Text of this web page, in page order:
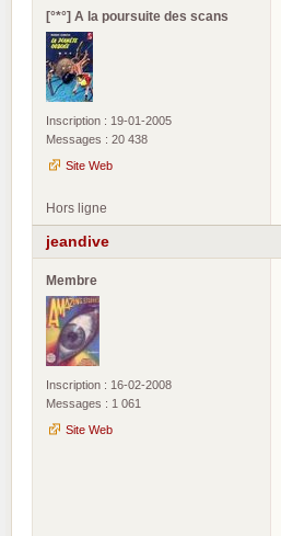
[°*°] A la poursuite des scans
Inscription : 19-01-2005
Messages : 20 438
Site Web
Hors ligne
jeandive
Membre
Inscription : 16-02-2008
Messages : 1 061
Site Web